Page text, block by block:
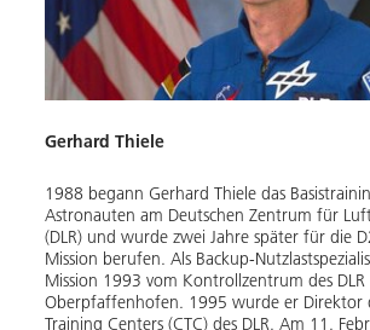
Gerhard Thiele
1988 begann Gerhard Thiele das
Astronauten am Deutschen Zentrum für
(DLR) und wurde zwei Jahre später für die
Mission berufen. Als Backup-
Mission 1993 vom Kontrollzentrum des DLR
Oberpfaffenhofen. 1995 wurde er Direktor
Training Centers (CTC) des DLR. Am 11.